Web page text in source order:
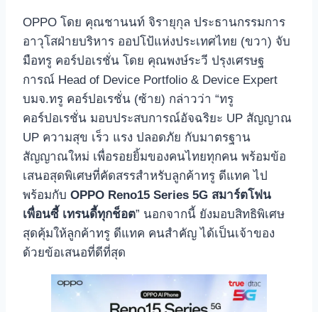
OPPO โดย คุณชานนท์ จิรายุกุล ประธานกรรมการ
อาวุโสฝ่ายบริหาร ออปโป้แห่งประเทศไทย (ขวา) จับ
มือทรู คอร์ปอเรชั่น โดย คุณพงษ์ระวี ปรุงเศรษฐ
การณ์ Head of Device Portfolio & Device Expert
บมจ.ทรู คอร์ปอเรชั่น (ซ้าย) กล่าวว่า “ทรู
คอร์ปอเรชั่น มอบประสบการณ์อัจฉริยะ UP สัญญาณ
UP ความสุข เร็ว แรง ปลอดภัย กับมาตรฐาน
สัญญาณใหม่ เพื่อรอยยิ้มของคนไทยทุกคน พร้อมข้อ
เสนอสุดพิเศษที่คัดสรรสำหรับลูกค้าทรู ดีแทค ไป
พร้อมกับ OPPO Reno15 Series 5G สมาร์ตโฟน
เพื่อนซี้ เทรนดี้ทุกช็อต” นอกจากนี้ ยังมอบสิทธิพิเศษ
สุดคุ้มให้ลูกค้าทรู ดีแทค คนสำคัญ ได้เป็นเจ้าของ
ด้วยข้อเสนอที่ดีที่สุด